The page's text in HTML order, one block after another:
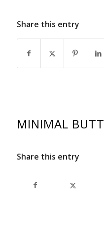
Share this entry
MINIMAL
Share this entry